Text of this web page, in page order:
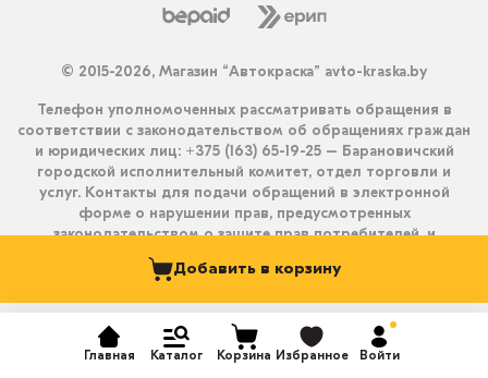
Главная Каталог Избранное Войти
Корзина
Добавить в корзину
© 2015-2026, Магазин “Автокраска” avto-kraska.by
Телефон уполномоченных рассматривать обращения в
соответствии с законодательством об обращениях граждан
и юридических лиц: +375 (163) 65-19-25 – Барановичский
городской исполнительный комитет, отдел торговли и
услуг. Контакты для подачи обращений в электронной
форме о нарушении прав, предусмотренных
законодательством о защите прав потребителей, и
получения ответа на них: info@avto-kraska.by и
+375333550203 (Viber, Telegram).